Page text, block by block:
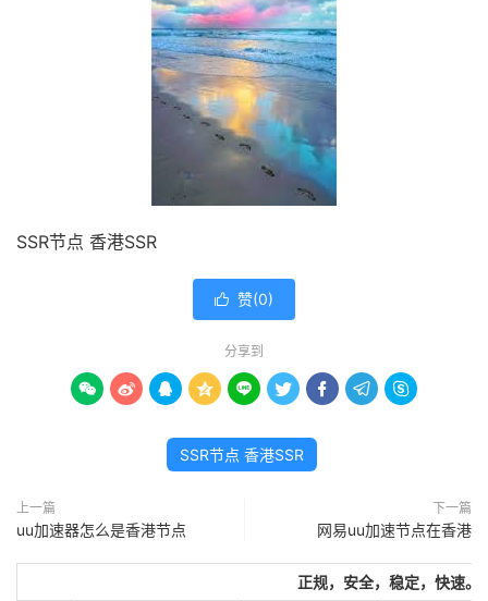
SSR节点 香港SSR
 赞(0)
分享到
        
SSR节点 香港SSR
上一篇
uu加速器怎么是香港节点
下一篇
网易uu加速节点在香港
正规，安全，稳定，快速。